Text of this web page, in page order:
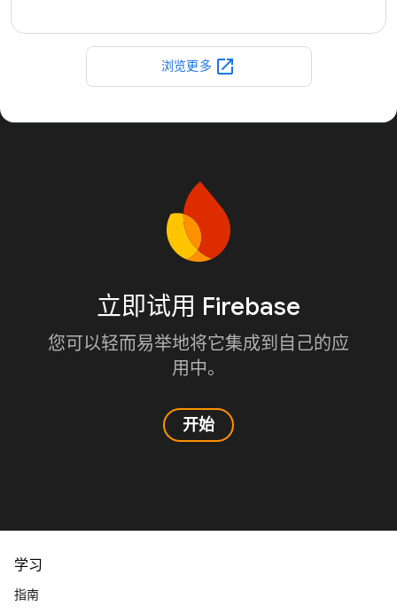
浏览更多 open_in_new
立即试用 Firebase
您可以轻而易举地将它集成到自己的应
用中。
开始
学习
指南